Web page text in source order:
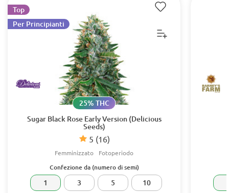
Sugar Black Rose Early Version (Delicious
Seeds)
5 (16)
25% THC
Femminizzato Fotoperiodo
Top
Per Principianti
Confezione da (numero di semi)
1 3 5 10